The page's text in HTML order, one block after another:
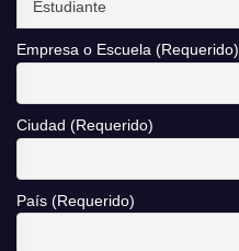
Empresa o Escuela (Requerido)
Ciudad (Requerido)
País (Requerido)